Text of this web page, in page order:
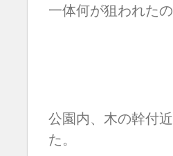
一体何が狙われた
公園内、木の幹付
た。